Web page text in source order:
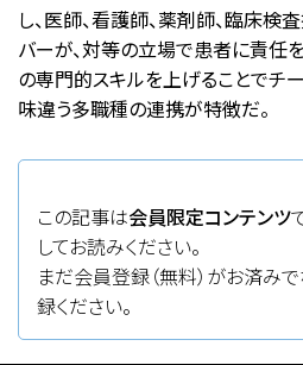
し、医師、看護師、薬剤師、臨床検
バーが、対等の立場で患者に責任
の専門的スキルを上げることでチ
味違う多職種の連携が特徴だ。
この記事は会員限定コンテンツ
してお読みください。
まだ会員登録（無料）がお済み
録ください。